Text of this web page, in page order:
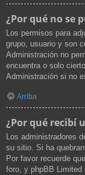
¿Por qué no se
Los permisos para
grupo, usuario y son
Administración no
encuentra o solo
Administración si no
Arriba
¿Por qué recibí
Los administradores
su sitio. Si ha
Por favor recuerde
foro, y phpBB Limited